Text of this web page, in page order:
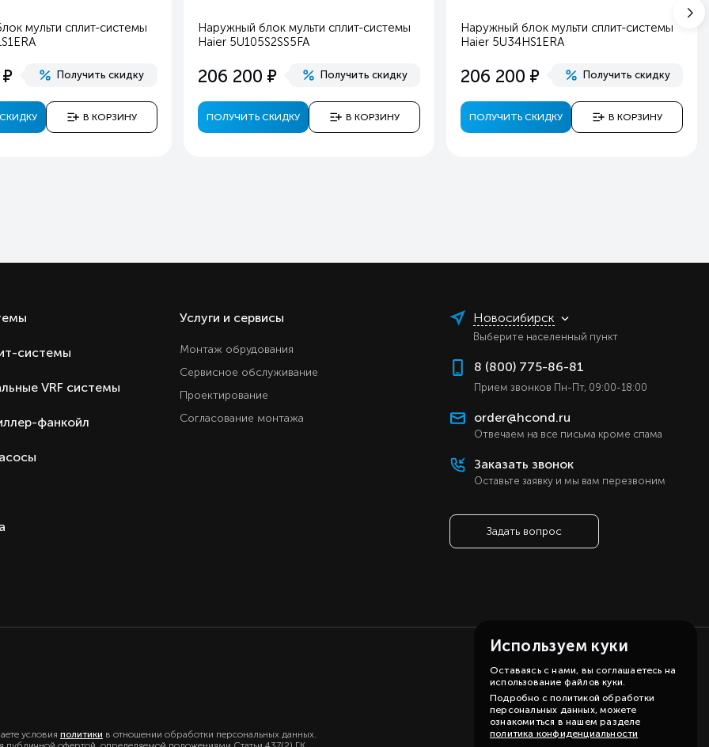
Haier
Китай
мульти сплит-системы
е Получить скидку
В КОРЗИНУ
Наружный блок мульти сплит-системы
Haier 5U105S2SS5FA
206 200 е Получить скидку
ПОЛУЧИТЬ СКИДКУ В КОРЗИНУ
Наружный блок мульти сплит-системы
Haier 5U34HS1ERA
206 200 е Получить скидку
ПОЛУЧИТЬ СКИДКУ В КОРЗИНУ
системы
VRF системы
фанкойл
Услуги и сервисы
Монтаж обрудования
Сервисное обслуживание
Проектирование
Согласование монтажа
Новосибирск
Выберите населенный пункт
8 (800) 775-86-81
Прием звонков Пн-Пт, 09:00-18:00
order@hcond.ru
Отвечаем на все письма кроме спама
Заказать звонок
Оставьте заявку и мы вам перезвоним
Задать вопрос
условия политики в отношении обработки персональных данных.
Используем куки
Оставаясь с нами, вы соглашаетесь на
использование файлов куки.
Подробно с политикой обработки
персональных данных, можете
ознакомиться в нашем разделе
политика конфиденциальности